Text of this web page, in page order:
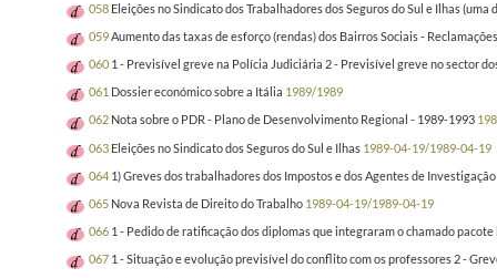
058 Eleições no Sindicato dos Trabalhadores dos Seguros do Sul e Ilhas (uma
059Aumento das taxas de esforço (rendas) dos Bairros Sociais - Reclamações
060 1 - Previsível greve na Polícia Judiciária 2 - Previsível greve no sector
061 Dossier económico sobre a Itália 1989/1989
062 Nota sobre o PDR - Plano de Desenvolvimento Regional - 1989-1993
063 Eleições no Sindicato dos Seguros do Sul e Ilhas 1989-04-19/1989-04-19
064 1) Greves dos trabalhadores dos Impostos e dos Agentes de Investigação
065 Nova Revista de Direito do Trabalho 1989-04-19/1989-04-19
066 1 - Pedido de ratificação dos diplomas que integraram o chamado
067 1 - Situação e evolução previsível do conflito com os professores 2 -